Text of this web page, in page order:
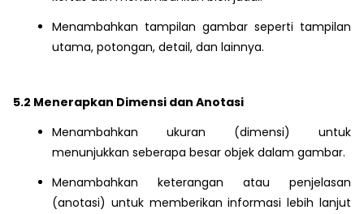
Menambahkan tampilan gambar seperti tampilan
utama, potongan, detail, dan lainnya.
5.2 Menerapkan Dimensi dan Anotasi
Menambahkan ukuran (dimensi) untuk
menunjukkan seberapa besar objek dalam gambar.
Menambahkan keterangan atau penjelasan
(anotasi) untuk memberikan informasi lebih lanjut